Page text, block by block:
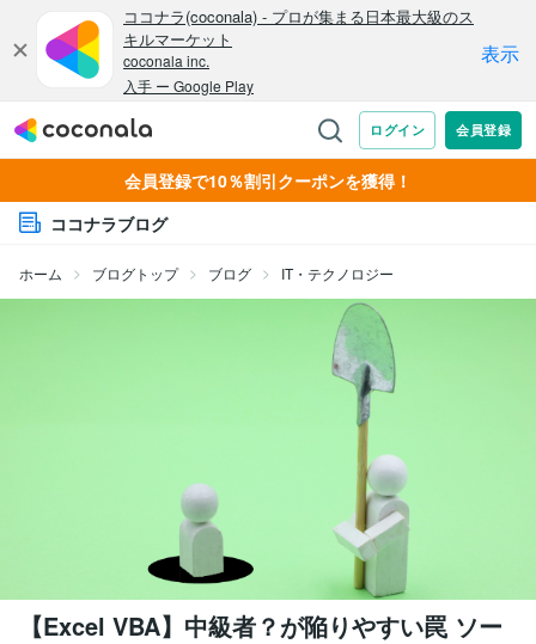
会員登録で10％割引クーポンを獲得！
ココナラブログ
ホーム ブログトップ ブログ IT・テクノロジー
【Excel VBA】中級者？が陥りやすい罠 ソー